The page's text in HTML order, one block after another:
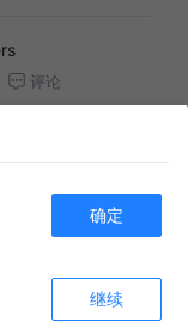
评论
数的工具类
确定
继续